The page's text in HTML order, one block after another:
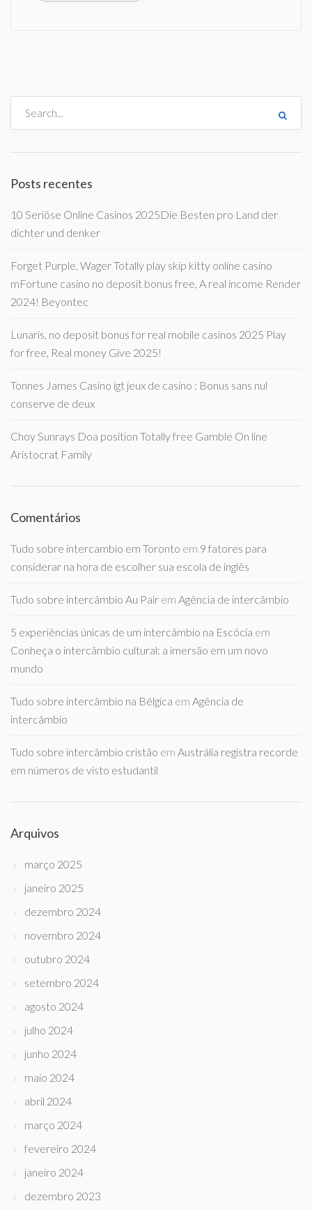
Posts recentes
10 Seriöse Online Casinos 2025Die Besten pro Land der
dichter und denker
Forget Purple, Wager Totally play skip kitty online casino
mFortune casino no deposit bonus free, A real income Render
2024! Beyontec
Lunaris, no deposit bonus for real mobile casinos 2025 Play
for free, Real money Give 2025!
Tonnes James Casino igt jeux de casino : Bonus sans nul
conserve de deux
Choy Sunrays Doa position Totally free Gamble On line
Aristocrat Family
Comentários
Tudo sobre intercambio em Toronto em 9 fatores para
considerar na hora de escolher sua escola de inglês
Tudo sobre intercâmbio Au Pair em Agência de intercâmbio
5 experiências únicas de um intercâmbio na Escócia em
Conheça o intercâmbio cultural: a imersão em um novo
mundo
Tudo sobre intercâmbio na Bélgica em Agência de
intercâmbio
Tudo sobre intercâmbio cristão em Austrália registra recorde
em números de visto estudantil
Arquivos
março 2025
janeiro 2025
dezembro 2024
novembro 2024
outubro 2024
setembro 2024
agosto 2024
julho 2024
junho 2024
maio 2024
abril 2024
março 2024
fevereiro 2024
janeiro 2024
dezembro 2023